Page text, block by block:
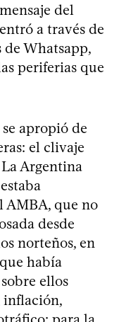
del
a través de
de Whatsapp,
periferias que
apropió de
el clivaje
Argentina
AMBA, que no
desde
norteños, en
había
ellos
inflación,